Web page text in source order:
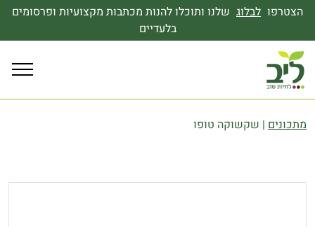
הצטרפו לבלוג שלנו ותוכלו להנות מכתבות מקצועיות ופרסומים
בלעדיים
מתכונים | שקשוקה טופו